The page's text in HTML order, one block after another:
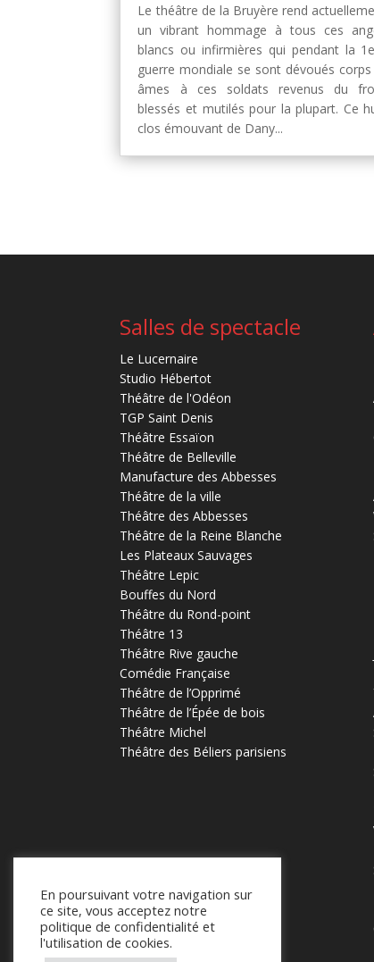
Le théâtre de la Bruyère rend
un vibrant hommage à tous ces
blancs ou infirmières qui pendant la
guerre mondiale se sont dévoués
âmes à ces soldats revenus du
blessés et mutilés pour la plupart. Ce
clos émouvant de Dany...
Salles de spectacle
Le Lucernaire
Studio Hébertot
Théâtre de l'Odéon
TGP Saint Denis
Théâtre Essaïon
Théâtre de Belleville
Manufacture des Abbesses
Théâtre de la ville
Théâtre des Abbesses
Théâtre de la Reine Blanche
Les Plateaux Sauvages
Théâtre Lepic
Bouffes du Nord
Théâtre du Rond-point
Théâtre 13
Théâtre Rive gauche
Comédie Française
Théâtre de l’Opprimé
Théâtre de l’Épée de bois
Théâtre Michel
Théâtre des Béliers parisiens
En poursuivant votre navigation sur
ce site, vous acceptez notre
politique de confidentialité et
l'utilisation de cookies.